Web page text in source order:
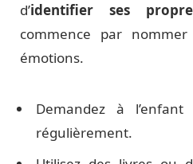
d’identifier ses
commence par
émotions.
Demandez à
régulièrement.